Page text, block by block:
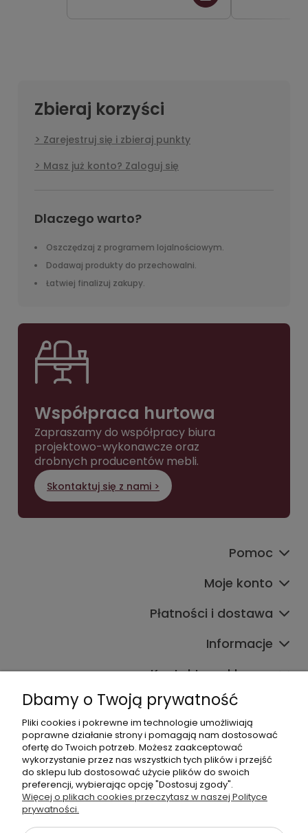
Zbieraj korzyści
Zarejestruj się i zbieraj punkty
Masz już konto? Zaloguj się
Dlaczego warto?
Oszczędzaj z programem lojalnościowym.
Dodawaj produkty do przechowalni.
Łatwiej finalizuj zakupy.
Współpraca hurtowa
Zapraszamy do współpracy biura
projektowo-wykonawcze oraz
drobnych producentów mebli.
Skontaktuj się z nami >
Pomoc
Moje konto
Płatności i dostawa
Informacje
Kontakt ze sklepem
Dane kontaktowe
603377506
sklep@komfort-biuro.pl
Nasz Facebook
Dbamy o Twoją prywatność
Pliki cookies i pokrewne im technologie umożliwiają
poprawne działanie strony i pomagają nam dostosować
ofertę do Twoich potrzeb. Możesz zaakceptować
wykorzystanie przez nas wszystkich tych plików i przejść
do sklepu lub dostosować użycie plików do swoich
preferencji, wybierając opcję "Dostosuj zgody".
Więcej o plikach cookies przeczytasz w naszej Polityce
prywatności.